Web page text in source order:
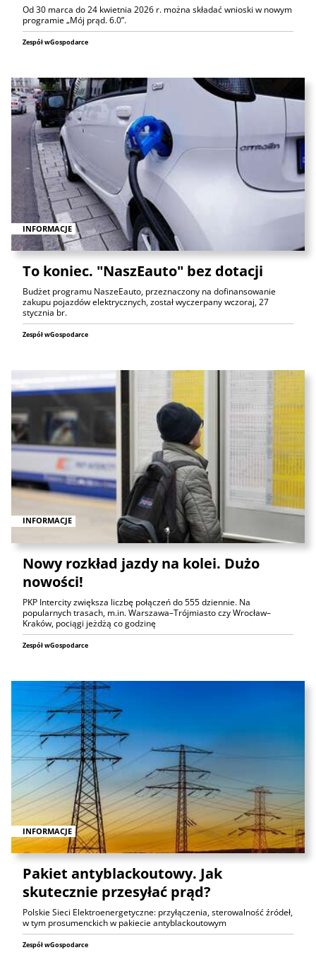
Od 30 marca do 24 kwietnia 2026 r. można składać wnioski w nowym
programie „Mój prąd. 6.0”.
Zespół wGospodarce
INFORMACJE
To koniec. "NaszEauto" bez dotacji
Budżet programu NaszeEauto, przeznaczony na dofinansowanie
zakupu pojazdów elektrycznych, został wyczerpany wczoraj, 27
stycznia br.
Zespół wGospodarce
INFORMACJE
Nowy rozkład jazdy na kolei. Dużo
nowości!
PKP Intercity zwiększa liczbę połączeń do 555 dziennie. Na
popularnych trasach, m.in. Warszawa–Trójmiasto czy Wrocław–
Kraków, pociągi jeżdżą co godzinę
Zespół wGospodarce
INFORMACJE
Pakiet antyblackoutowy. Jak
skutecznie przesyłać prąd?
Polskie Sieci Elektroenergetyczne: przyłączenia, sterowalność źródeł,
w tym prosumenckich w pakiecie antyblackoutowym
Zespół wGospodarce